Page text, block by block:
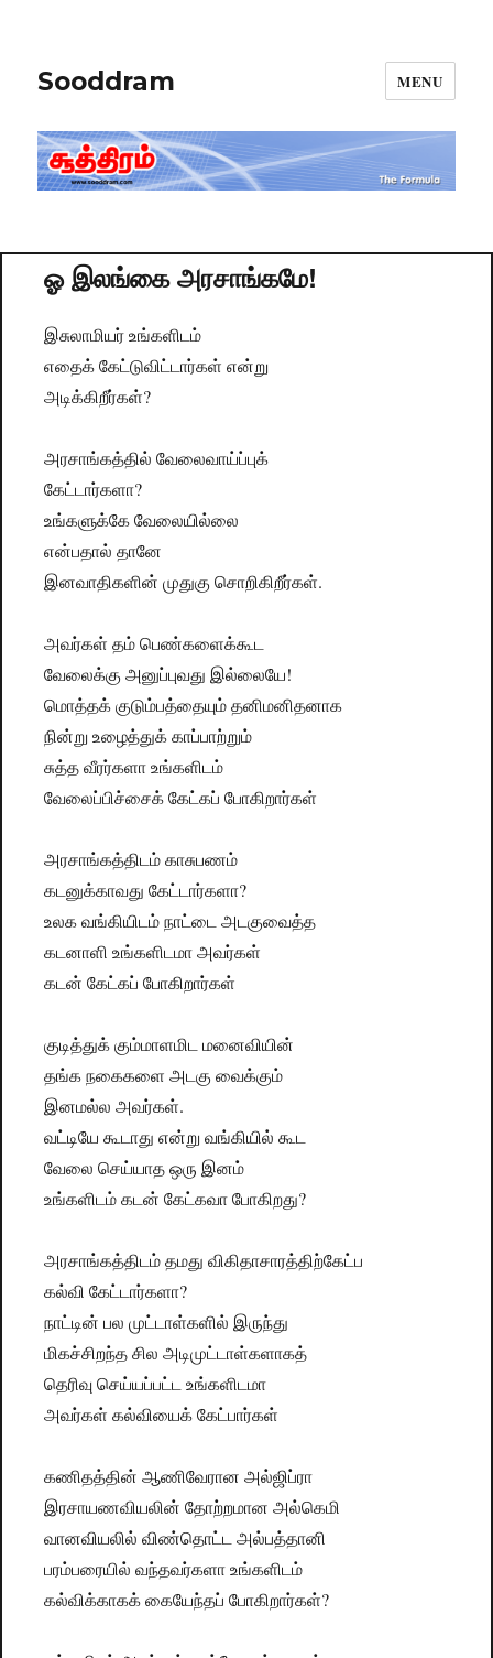
Sooddram MENU
ஓ இலங்கை அரசாங்கமே!
இசுலாமியர் உங்களிடம்
எதைக் கேட்டுவிட்டார்கள் என்று
அடிக்கிறீர்கள்?
அரசாங்கத்தில் வேலைவாய்ப்புக்
கேட்டார்களா?
உங்களுக்கே வேலையில்லை
என்பதால் தானே
இனவாதிகளின் முதுகு சொறிகிறீர்கள்.
அவர்கள் தம் பெண்களைக்கூட
வேலைக்கு அனுப்புவது இல்லையே!
மொத்தக் குடும்பத்தையும் தனிமனிதனாக
நின்று உழைத்துக் காப்பாற்றும்
சுத்த வீரர்களா உங்களிடம்
வேலைப்பிச்சைக் கேட்கப் போகிறார்கள்
அரசாங்கத்திடம் காசுபணம்
கடனுக்காவது கேட்டார்களா?
உலக வங்கியிடம் நாட்டை அடகுவைத்த
கடனாளி உங்களிடமா அவர்கள்
கடன் கேட்கப் போகிறார்கள்
குடித்துக் கும்மாளமிட மனைவியின்
தங்க நகைகளை அடகு வைக்கும்
இனமல்ல அவர்கள்.
வட்டியே கூடாது என்று வங்கியில் கூட
வேலை செய்யாத ஒரு இனம்
உங்களிடம் கடன் கேட்கவா போகிறது?
அரசாங்கத்திடம் தமது விகிதாசாரத்திற்கேட்ப
கல்வி கேட்டார்களா?
நாட்டின் பல முட்டாள்களில் இருந்து
மிகச்சிறந்த சில அடிமுட்டாள்களாகத்
தெரிவு செய்யப்பட்ட உங்களிடமா
அவர்கள் கல்வியைக் கேட்பார்கள்
கணிதத்தின் ஆணிவேரான அல்ஜிப்ரா
இரசாயணவியலின் தோற்றமான அல்கெமி
வானவியலில் விண்தொட்ட அல்பத்தானி
பரம்பரையில் வந்தவர்களா உங்களிடம்
கல்விக்காகக் கையேந்தப் போகிறார்கள்?